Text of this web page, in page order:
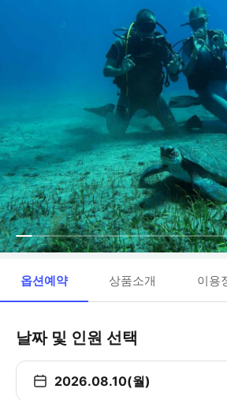
옵션예약 상품소개 이용
날짜 및 인원 선택
2026.08.10(월)